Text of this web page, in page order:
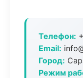
Телефон:
Email:
Город:
Режим